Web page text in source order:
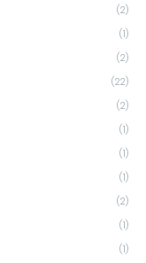
(2)
(1)
(2)
(22)
(2)
(1)
(1)
(1)
(2)
(1)
(1)